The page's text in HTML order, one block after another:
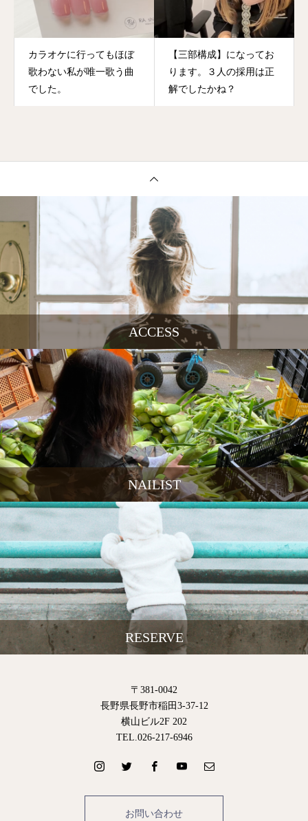
カラオケに行ってもほぼ
歌わない私が唯一歌う曲
でした。
【三部構成】になってお
ります。３人の採用は正
解でしたかね？
ACCESS
NAILIST
RESERVE
〒381-0042
長野県長野市稲田3-37-12
横山ビル2F 202
TEL.026-217-6946
お問い合わせ